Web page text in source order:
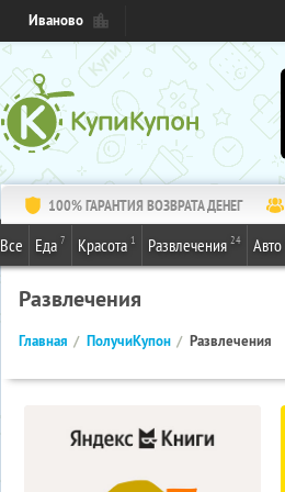
Иваново
100% ГАРАНТИЯ ВОЗВРАТА ДЕНЕГ
Все Еда 7 Красота 1 Развлечения 24 Авто
Развлечения
Главная ПолучиКупон Развлечения